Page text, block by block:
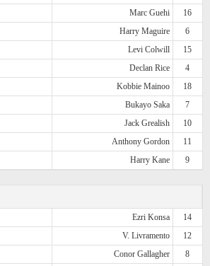
Marc Guehi
16
Harry Maguire
6
Levi Colwill
15
Declan Rice
4
Kobbie Mainoo
18
Bukayo Saka
7
Jack Grealish
10
Anthony Gordon
11
Harry Kane 9
Ezri Konsa
14
V. Livramento
12
Conor Gallagher
8